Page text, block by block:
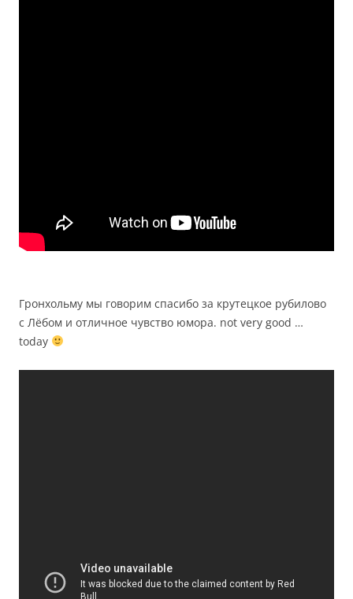
Гронхольму мы говорим спасибо за крутецкое рубилово
с Лёбом и отличное чувство юмора. not very good …
today